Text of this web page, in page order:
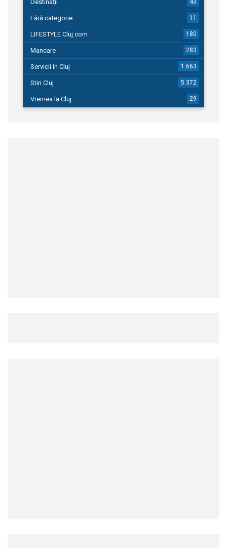
Destinații 43
Fără categorie 11
LIFESTYLE Cluj.com 180
Mancare 283
Servicii in Cluj 1.663
Stiri Cluj 5.372
Vremea la Cluj 29